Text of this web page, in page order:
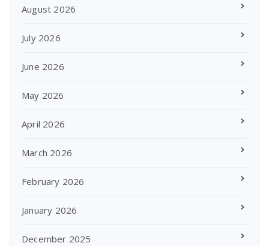
August 2026
July 2026
June 2026
May 2026
April 2026
March 2026
February 2026
January 2026
December 2025